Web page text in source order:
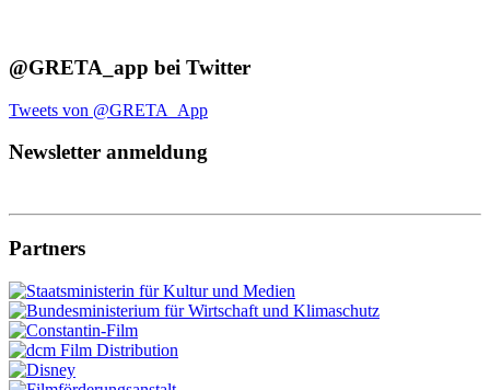
@GRETA_app bei Twitter
Tweets von @GRETA_App
Newsletter anmeldung
Partners